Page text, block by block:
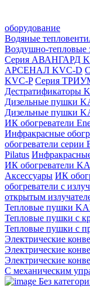
оборудование
Водяные
Воздушно-
Серия АВАНГАРД
АРСЕНАЛ KVC-D
KVC-P Серия
Дестратификаторы
Дизельные пушки
Дизельные пушки
ИК обогреватели
Инфракрасные
обогреватели серии
Pilatus
ИК обогреватели
Аксессуары ИК
обогреватели с
открытым
Тепловые пушки
Тепловые пушки с
Тепловые пушки с
Электрические
Электрические
Электрические
С механическим
Без